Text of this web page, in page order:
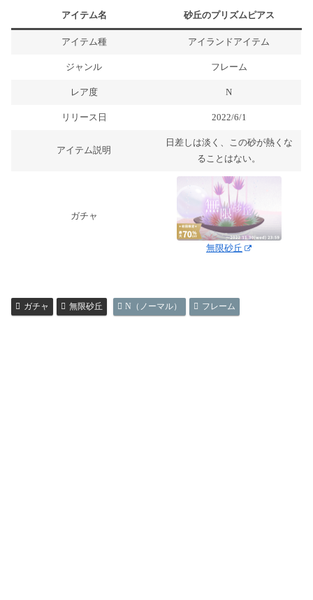
アイテム名 砂丘のプリズムピアス
アイテム種 アイランドアイテム
ジャンル フレーム
レア度 N
リリース日 2022/6/1
アイテム説明
日差しは淡く、この砂が熱くな
ることはない。
ガチャ
無限砂丘
ガチャ 無限砂丘 N（ノーマル） フレーム